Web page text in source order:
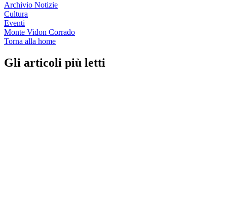
Archivio Notizie
Cultura
Eventi
Monte Vidon Corrado
Torna alla home
Gli articoli più letti